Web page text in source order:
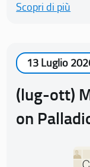
Scopri di più
13 Luglio
(lug-ott)
on